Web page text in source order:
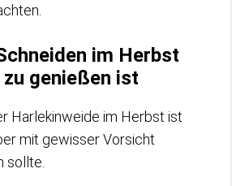
im Herbst
genießen ist
Harlekinweide im Herbst ist
mit gewisser Vorsicht
sollte.